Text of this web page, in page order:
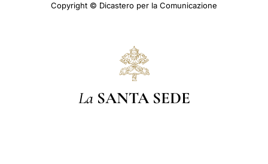
Copyright © Dicastero per la Comunicazione
La SANTA SEDE